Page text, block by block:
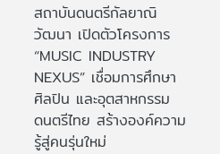
สถาบันดนตรีกัลยาณิ
วัฒนา เปิดตัวโครงการ
“MUSIC INDUSTRY
NEXUS” เชื่อมการศึกษา
ศิลปิน และอุตสาหกรรม
ดนตรีไทย สร้างองค์ความ
รู้สู่คนรุ่นใหม่